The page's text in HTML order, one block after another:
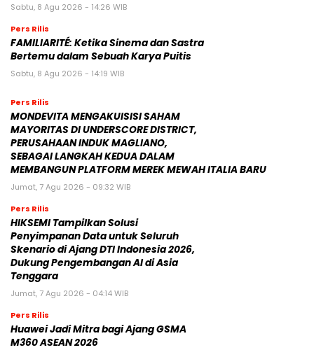
Sabtu, 8 Agu 2026 - 14:26 WIB
Pers Rilis
FAMILIARITÉ: Ketika Sinema dan Sastra
Bertemu dalam Sebuah Karya Puitis
Sabtu, 8 Agu 2026 - 14:19 WIB
Pers Rilis
MONDEVITA MENGAKUISISI SAHAM
MAYORITAS DI UNDERSCORE DISTRICT,
PERUSAHAAN INDUK MAGLIANO,
SEBAGAI LANGKAH KEDUA DALAM
MEMBANGUN PLATFORM MEREK MEWAH ITALIA BARU
Jumat, 7 Agu 2026 - 09:32 WIB
Pers Rilis
HIKSEMI Tampilkan Solusi
Penyimpanan Data untuk Seluruh
Skenario di Ajang DTI Indonesia 2026,
Dukung Pengembangan AI di Asia
Tenggara
Jumat, 7 Agu 2026 - 04:14 WIB
Pers Rilis
Huawei Jadi Mitra bagi Ajang GSMA
M360 ASEAN 2026